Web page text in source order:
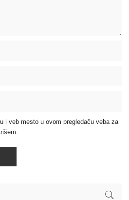
i veb mesto u ovom pregledaču veba za